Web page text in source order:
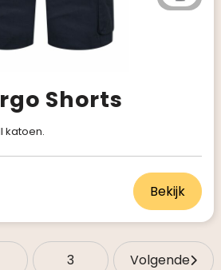
Shorts
katoen.
Bekijk
3 Volgende